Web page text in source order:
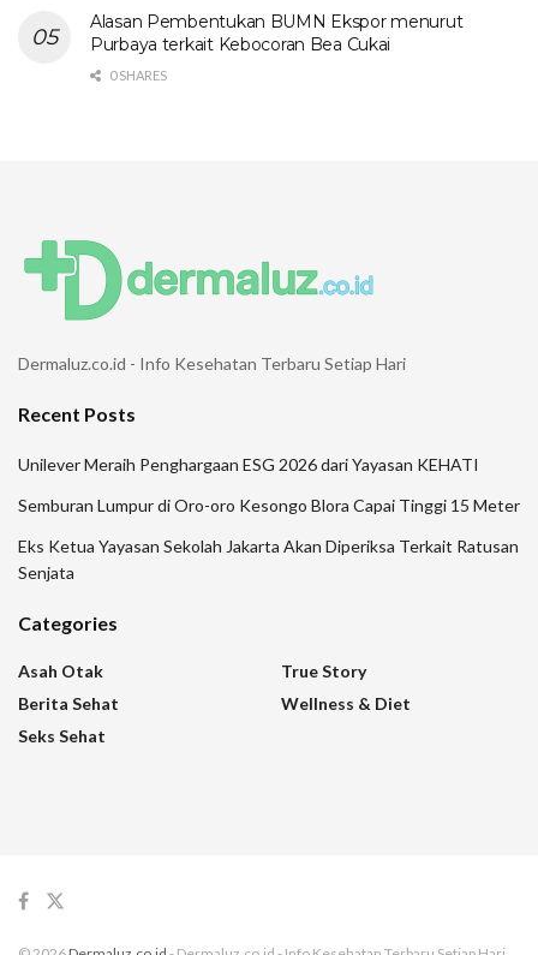
Alasan Pembentukan BUMN Ekspor menurut
Purbaya terkait Kebocoran Bea Cukai
0 SHARES
Dermaluz.co.id - Info Kesehatan Terbaru Setiap Hari
Recent Posts
Unilever Meraih Penghargaan ESG 2026 dari Yayasan KEHATI
Semburan Lumpur di Oro-oro Kesongo Blora Capai Tinggi 15 Meter
Eks Ketua Yayasan Sekolah Jakarta Akan Diperiksa Terkait Ratusan
Senjata
Categories
Asah Otak
Berita Sehat
Seks Sehat
True Story
Wellness & Diet